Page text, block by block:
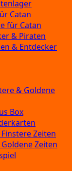
Catan
für Catan
& Piraten
& Entdecker
& Goldene
Box
Zeiten
Zeiten